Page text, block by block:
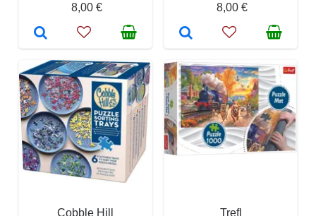
8,00 €
8,00 €
Cobble Hill
Trefl